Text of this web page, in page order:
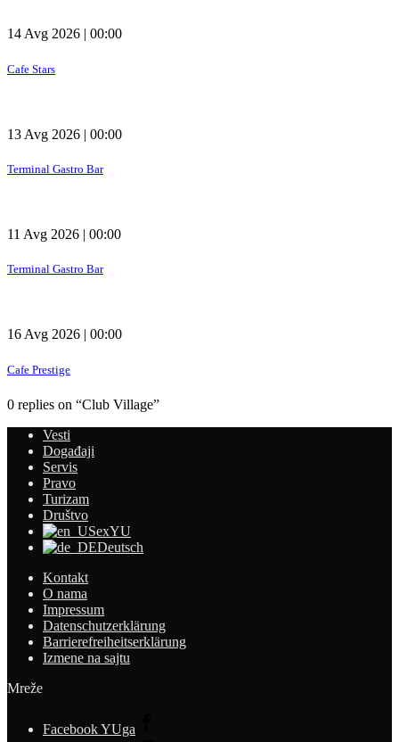
14 Avg 2026 | 00:00
Cafe Stars
13 Avg 2026 | 00:00
Terminal Gastro Bar
11 Avg 2026 | 00:00
Terminal Gastro Bar
16 Avg 2026 | 00:00
Cafe Prestige
0 replies on “Club Village”
Vesti
Događaji
Servis
Pravo
Turizam
Društvo
exYU
Deutsch
Kontakt
O nama
Impressum
Datenschutzerklärung
Barrierefreiheitserklärung
Izmene na sajtu
Mreže
Facebook YUga